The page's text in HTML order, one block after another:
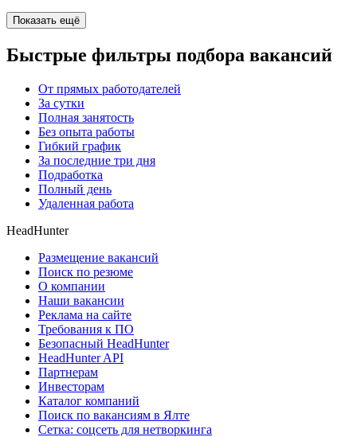
Показать ещё
Быстрые фильтры подбора вакансий
От прямых работодателей
За сутки
Полная занятость
Без опыта работы
Гибкий график
За последние три дня
Подработка
Полный день
Удаленная работа
HeadHunter
Размещение вакансий
Поиск по резюме
О компании
Наши вакансии
Реклама на сайте
Требования к ПО
Безопасный HeadHunter
HeadHunter API
Партнерам
Инвесторам
Каталог компаний
Поиск по вакансиям в Ялте
Сетка: соцсеть для нетворкинга